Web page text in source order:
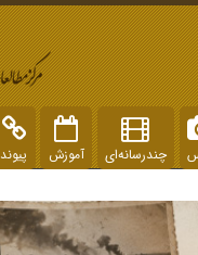
چندرسانه‌ای آموزش پیوند